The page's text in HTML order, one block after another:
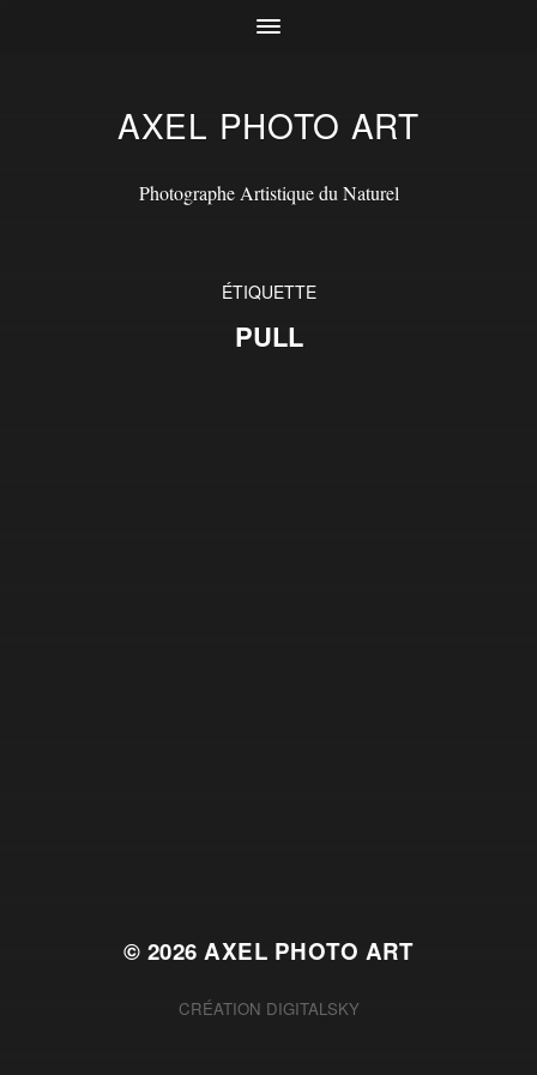
AXEL PHOTO ART
Photographe Artistique du Naturel
ÉTIQUETTE
PULL
© 2026AXEL PHOTO ART
CRÉATION DIGITALSKY